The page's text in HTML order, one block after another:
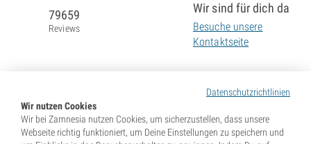
Datenschutzrichtlinien
Wir nutzen Cookies
Wir bei Zamnesia nutzen Cookies, um sicherzustellen, dass unsere
Webseite richtig funktioniert, um Deine Einstellungen zu speichern und
79659
Reviews
Wir sind für dich da
Besuche unsere
Kontaktseite